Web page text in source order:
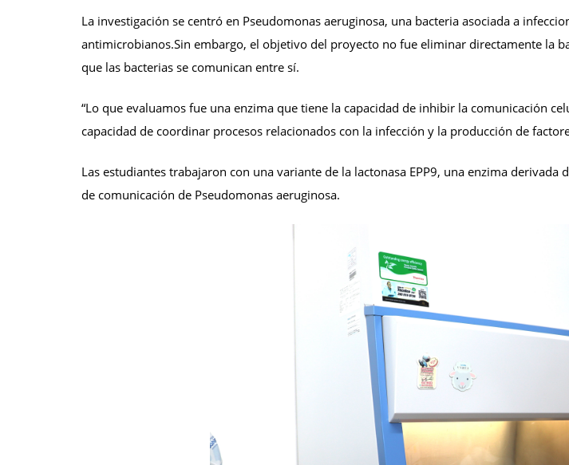
La investigación se centró en Pseudomonas aeruginosa, una bacteria asociada a
antimicrobianos.Sin embargo, el objetivo del proyecto no fue eliminar directamente la
que las bacterias se comunican entre sí.
“Lo que evaluamos fue una enzima que tiene la capacidad de inhibir la comunicación
capacidad de coordinar procesos relacionados con la infección y la producción de
Las estudiantes trabajaron con una variante de la lactonasa EPP9, una enzima
de comunicación de Pseudomonas aeruginosa.